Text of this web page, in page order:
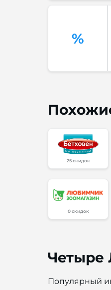
%
25 скидок
0 скидок
Четыре
Популярный